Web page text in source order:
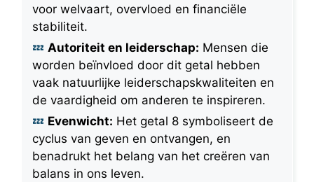
voor welvaart, overvloed en financiële
stabiliteit.
Autoriteit en leiderschap: Mensen die
worden beïnvloed door dit getal hebben
vaak natuurlijke leiderschapskwaliteiten en
de vaardigheid om anderen te inspireren.
Evenwicht: Het getal 8 symboliseert de
cyclus van geven en ontvangen, en
benadrukt het belang van het creëren van
balans in ons leven.